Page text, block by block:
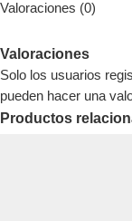
Valoraciones (0)
Valoraciones
Solo los usuarios
pueden hacer una
Productos